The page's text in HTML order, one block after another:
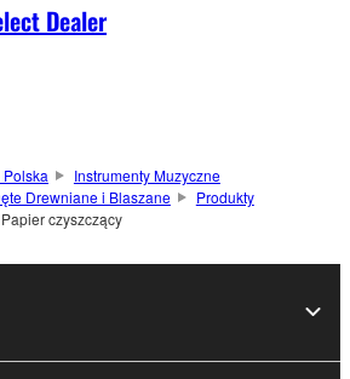
Dealer
Instrumenty Muzyczne
Drewniane i Blaszane
Produkty
Papier czyszczący